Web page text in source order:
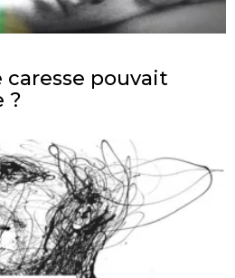
pouvait
?